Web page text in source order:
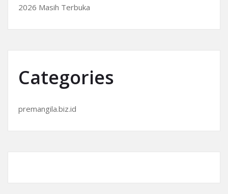
2026 Masih Terbuka
Categories
premangila.biz.id